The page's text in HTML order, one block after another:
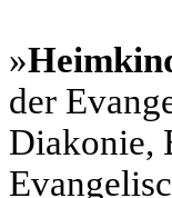
»
der
Diakonie,